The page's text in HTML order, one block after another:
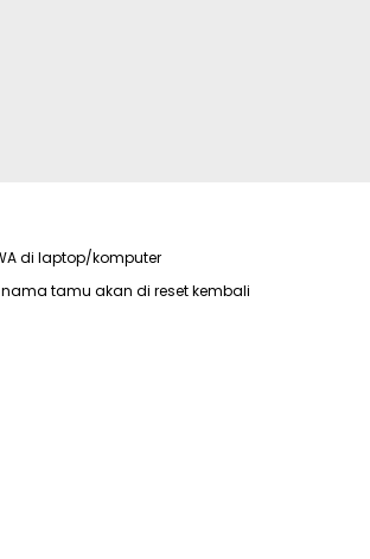
di laptop/komputer
tamu akan di reset kembali